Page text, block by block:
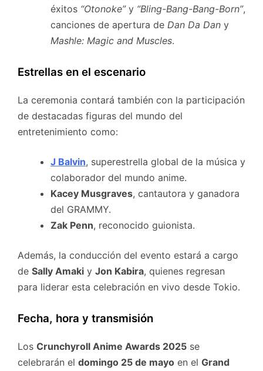
éxitos “Otonoke”y “Bling-Bang-Bang-Born”,
canciones de apertura de Dan Da Dan y
Mashle: Magic and Muscles.
Estrellas en el escenario
La ceremonia contará también con la participación
de destacadas figuras del mundo del
entretenimiento como:
J Balvin, superestrella global de la música y
colaborador del mundo anime.
Kacey Musgraves, cantautora y ganadora
del GRAMMY.
Zak Penn, reconocido guionista.
Además, la conducción del evento estará a cargo
de Sally Amaki y Jon Kabira, quienes regresan
para liderar esta celebración en vivo desde Tokio.
Fecha, hora y transmisión
Los Crunchyroll Anime Awards 2025 se
celebrarán el domingo 25 de mayo en el Grand